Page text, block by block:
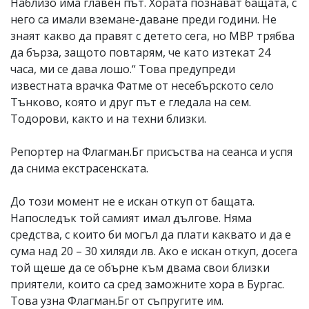
него са имали вземане-даване преди години. Не
знаят какво да правят с детето сега, но МВР трябва
да бърза, защото повтарям, че като изтекат 24
часа, ми се дава лошо.“ Това предупреди
известната врачка Фатме от несебърското село
Тънково, която и друг път е гледала на сем.
Тодорови, както и на техни близки.
Репортер на Флагман.Бг присъства на сеанса и успя
да снима екстрасенската.
До този момент не е искан откуп от бащата.
Напоследък той самият имал дългове. Няма
средства, с които би могъл да плати каквато и да е
сума над 20 – 30 хиляди лв. Ако е искан откуп, досега
той щеше да се обърне към двама свои близки
приятели, които са сред заможните хора в Бургас.
Това узна Флагман.Бг от съпругите им.